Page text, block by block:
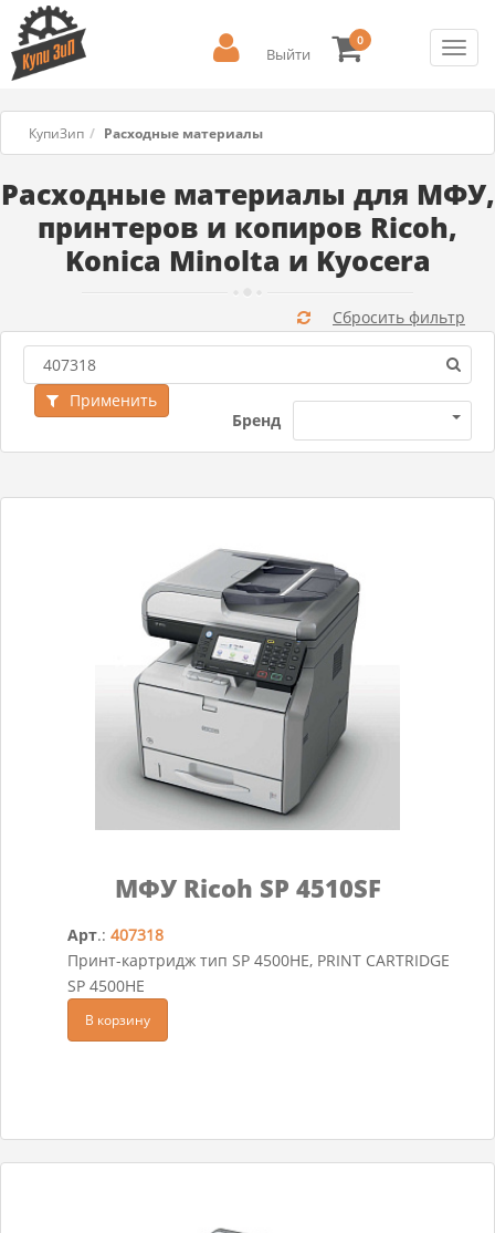
Выйти
0
КупиЗип Расходные материалы
Расходные материалы для МФУ,
принтеров и копиров Ricoh,
Konica Minolta и Kyocera
Бренд
Применить
Сбросить фильтр
МФУ Ricoh SP 4510SF
Арт.: 407318
Принт-картридж тип SP 4500HE, PRINT CARTRIDGE
SP 4500HE
В корзину